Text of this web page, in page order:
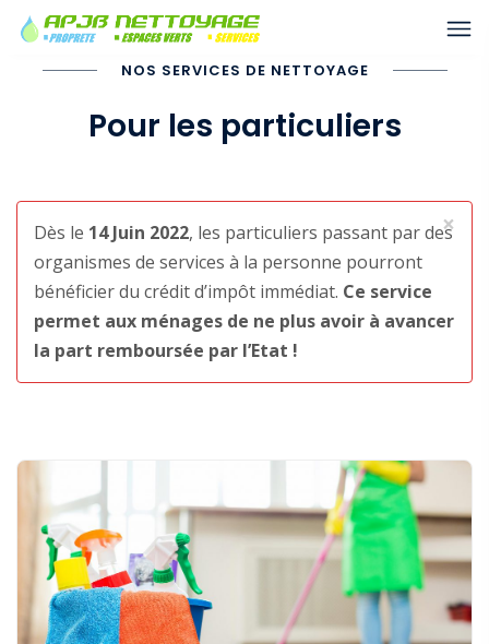
NOS SERVICES DE NETTOYAGE
Pour les particuliers
×
Dès le 14 Juin 2022, les particuliers passant par des
organismes de services à la personne pourront
bénéficier du crédit d’impôt immédiat. Ce service
permet aux ménages de ne plus avoir à avancer
la part remboursée par l’Etat !